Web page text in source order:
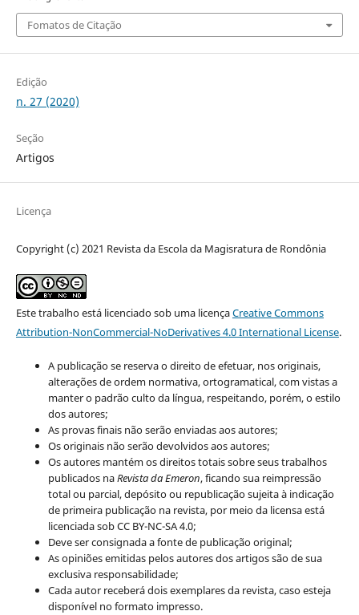
Fomatos de Citação
Edição
n. 27 (2020)
Seção
Artigos
Licença
Copyright (c) 2021 Revista da Escola da Magisratura de Rondônia
Este trabalho está licenciado sob uma licençaCreative Commons
Attribution-NonCommercial-NoDerivatives 4.0 International License.
A publicação se reserva o direito de efetuar, nos originais,
alterações de ordem normativa, ortogramatical, com vistas a
manter o padrão culto da língua, respeitando, porém, o estilo
dos autores;
As provas finais não serão enviadas aos autores;
Os originais não serão devolvidos aos autores;
Os autores mantém os direitos totais sobre seus trabalhos
publicados naRevista da Emeron, ficando sua reimpressão
total ou parcial, depósito ou republicação sujeita à indicação
de primeira publicação na revista, por meio da licensa está
licenciada sob CC BY-NC-SA 4.0;
Deve ser consignada a fonte de publicação original;
As opiniões emitidas pelos autores dos artigos são de sua
exclusiva responsabilidade;
Cada autor receberá dois exemplares da revista, caso esteja
disponível no formato impresso.